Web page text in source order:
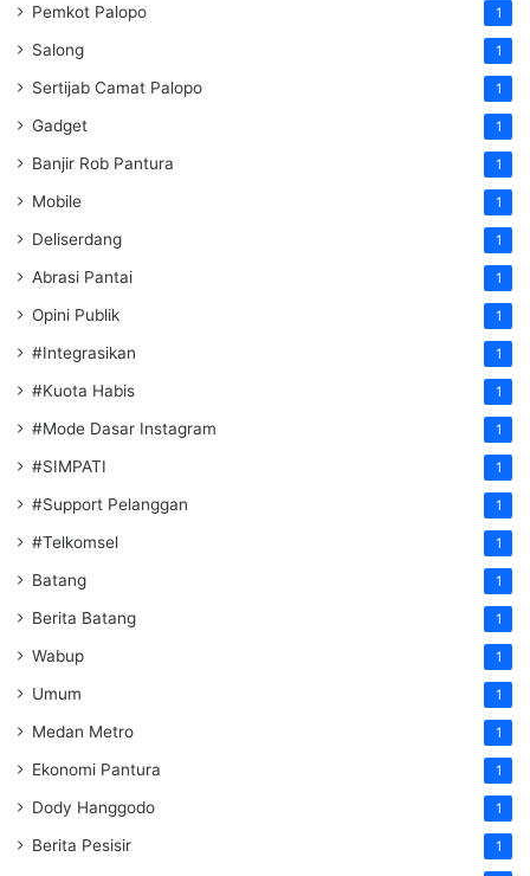
Pemkot Palopo 1
Salong 1
Sertijab Camat Palopo 1
Gadget 1
Banjir Rob Pantura 1
Mobile 1
Deliserdang 1
Abrasi Pantai 1
Opini Publik 1
#Integrasikan 1
#Kuota Habis 1
#Mode Dasar Instagram 1
#SIMPATI 1
#Support Pelanggan 1
#Telkomsel 1
Batang 1
Berita Batang 1
Wabup 1
Umum 1
Medan Metro 1
Ekonomi Pantura 1
Dody Hanggodo 1
Berita Pesisir 1